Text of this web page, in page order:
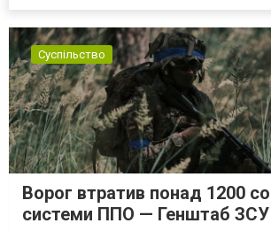
Суспільство
Ворог втратив понад 1200
системи ППО — Генштаб ЗСУ